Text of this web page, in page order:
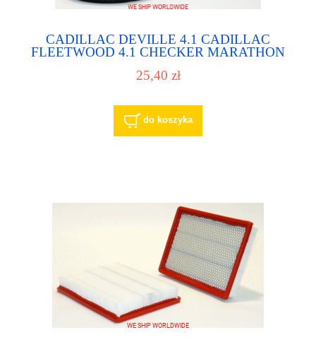
CADILLAC DEVILLE 4.1 CADILLAC
FLEETWOOD 4.1 CHECKER MARATHON
25,40 zł
do koszyka